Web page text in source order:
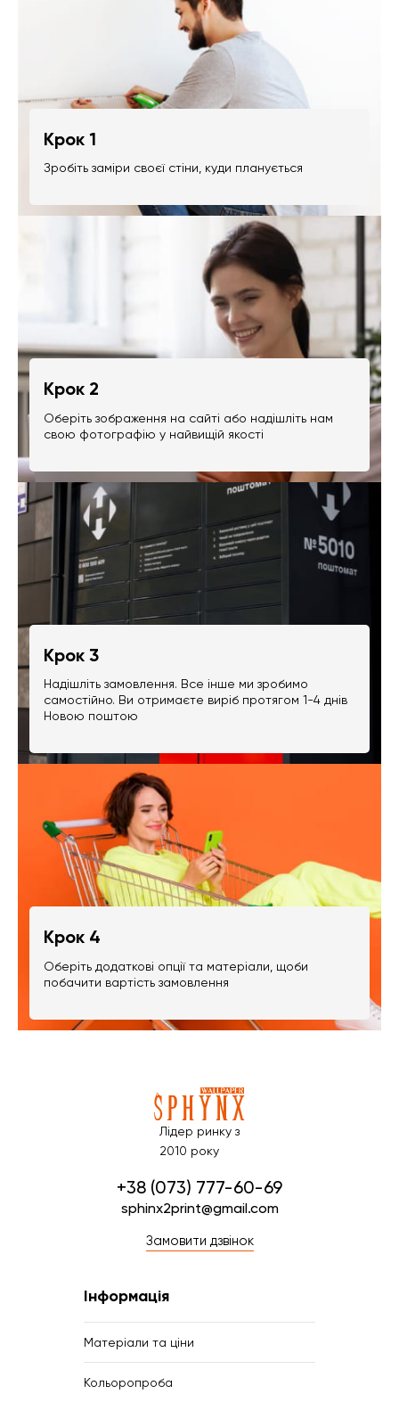
Крок 1
Зробіть заміри своєї стіни, куди планується
Крок 2
Оберіть зображення на сайті або надішліть нам
свою фотографію у найвищій якості
Крок 3
Надішліть замовлення. Все інше ми зробимо
самостійно. Ви отримаєте виріб протягом 1-4 днів
Новою поштою
Крок 4
Оберіть додаткові опції та матеріали, щоби
побачити вартість замовлення
Лідер ринку з
2010 року
+38 (073) 777-60-69
sphinx2print@gmail.com
Замовити дзвінок
Інформація
Матеріали та ціни
Кольоропроба